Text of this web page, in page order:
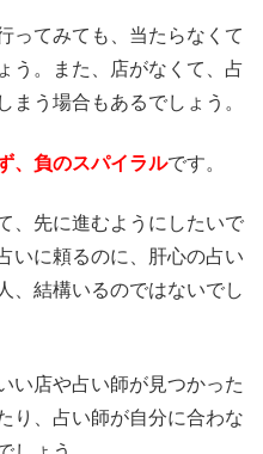
ってみても、当たらなくて
う。また、店がなくて、占
まう場合もあるでしょう。
、負のスパイラルです。
、先に進むようにしたいで
いに頼るのに、肝心の占い
、結構いるのではないでし
い店や占い師が見つかった
り、占い師が自分に合わな